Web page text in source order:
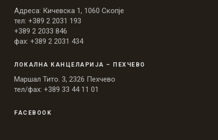
Адреса: Кичевска 1, 1060 Скопје
тел: +389 2 2031 193
+389 2 2033 846
фах: +389 2 2031 434
ЛОКАЛНА КАНЦЕЛАРИЈА – ПЕХЧЕВО
Маршал Тито. 3, 2326 Пехчево
тел/фах: +389 33 44 11 01
FACEBOOK